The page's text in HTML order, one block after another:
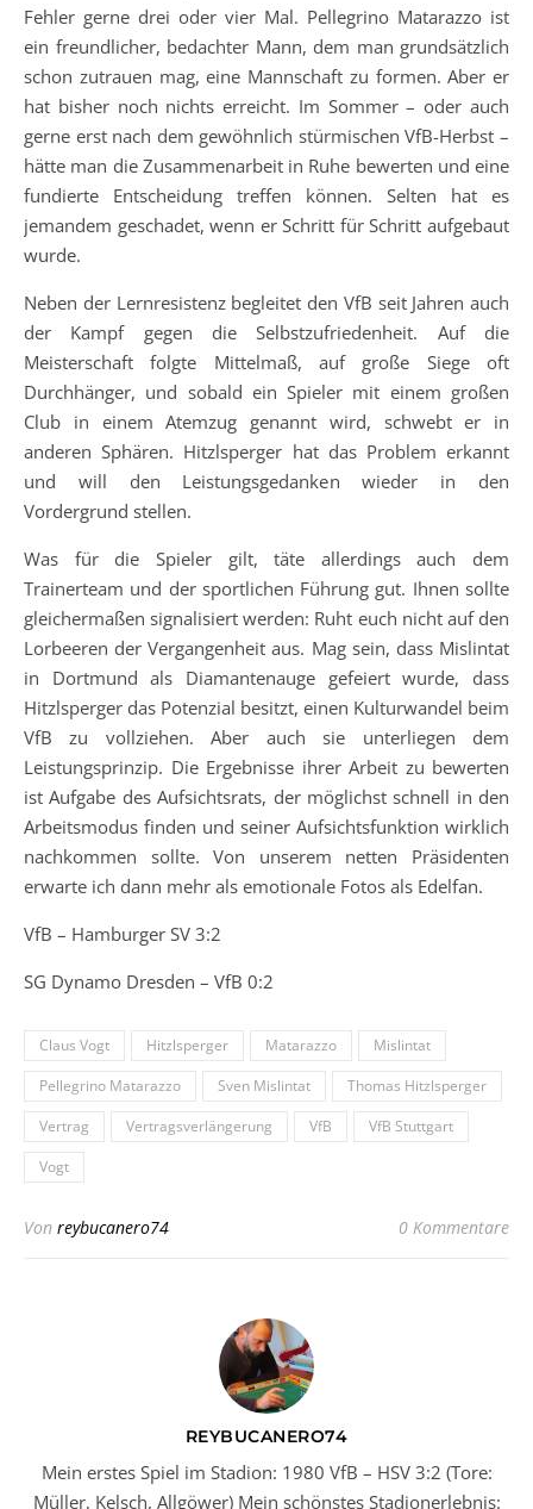
Fehler gerne drei oder vier Mal. Pellegrino Matarazzo ist
ein freundlicher, bedachter Mann, dem man grundsätzlich
schon zutrauen mag, eine Mannschaft zu formen. Aber er
hat bisher noch nichts erreicht. Im Sommer – oder auch
gerne erst nach dem gewöhnlich stürmischen VfB-Herbst –
hätte man die Zusammenarbeit in Ruhe bewerten und eine
fundierte Entscheidung treffen können. Selten hat es
jemandem geschadet, wenn er Schritt für Schritt aufgebaut
wurde.
Neben der Lernresistenz begleitet den VfB seit Jahren auch
der Kampf gegen die Selbstzufriedenheit. Auf die
Meisterschaft folgte Mittelmaß, auf große Siege oft
Durchhänger, und sobald ein Spieler mit einem großen
Club in einem Atemzug genannt wird, schwebt er in
anderen Sphären. Hitzlsperger hat das Problem erkannt
und will den Leistungsgedanken wieder in den
Vordergrund stellen.
Was für die Spieler gilt, täte allerdings auch dem
Trainerteam und der sportlichen Führung gut. Ihnen sollte
gleichermaßen signalisiert werden: Ruht euch nicht auf den
Lorbeeren der Vergangenheit aus. Mag sein, dass Mislintat
in Dortmund als Diamantenauge gefeiert wurde, dass
Hitzlsperger das Potenzial besitzt, einen Kulturwandel beim
VfB zu vollziehen. Aber auch sie unterliegen dem
Leistungsprinzip. Die Ergebnisse ihrer Arbeit zu bewerten
ist Aufgabe des Aufsichtsrats, der möglichst schnell in den
Arbeitsmodus finden und seiner Aufsichtsfunktion wirklich
nachkommen sollte. Von unserem netten Präsidenten
erwarte ich dann mehr als emotionale Fotos als Edelfan.
VfB – Hamburger SV 3:2
SG Dynamo Dresden – VfB 0:2
Claus Vogt Hitzlsperger Matarazzo
Mislintat
Pellegrino Matarazzo
Sven Mislintat
Thomas Hitzlsperger
Vertrag
Vertragsverlängerung VfB
VfB Stuttgart
Vogt
Von reybucanero74 0 Kommentare
REYBUCANERO74
Mein erstes Spiel im Stadion: 1980 VfB – HSV 3:2 (Tore:
Müller, Kelsch, Allgöwer) Mein schönstes Stadionerlebnis: